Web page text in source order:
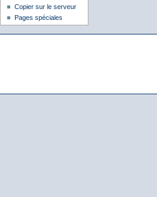
Copier sur le serveur
Pages spéciales